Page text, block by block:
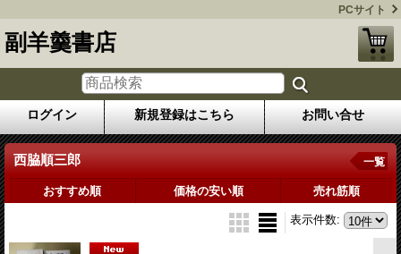
PCサイト
副羊羹書店
ログイン 新規登録はこちら お問い合せ
西脇順三郎 一覧
おすすめ順 価格の安い順 売れ筋順
表示件数: